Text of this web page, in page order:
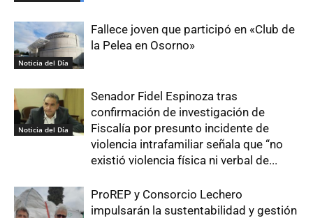
Noticia del Día
Fallece joven que participó en «Club de
la Pelea en Osorno»
Noticia del Día
Senador Fidel Espinoza tras
confirmación de investigación de
Fiscalía por presunto incidente de
violencia intrafamiliar señala que “no
existió violencia física ni verbal de...
ProREP y Consorcio Lechero
impulsarán la sustentabilidad y gestión